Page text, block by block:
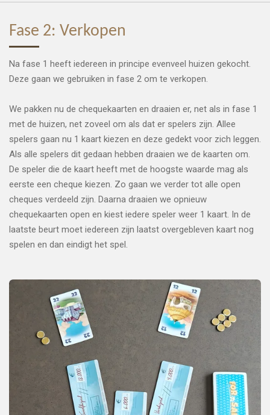
Fase 2: Verkopen
Na fase 1 heeft iedereen in principe evenveel huizen gekocht.
Deze gaan we gebruiken in fase 2 om te verkopen.
We pakken nu de chequekaarten en draaien er, net als in fase 1
met de huizen, net zoveel om als dat er spelers zijn. Allee
spelers gaan nu 1 kaart kiezen en deze gedekt voor zich leggen.
Als alle spelers dit gedaan hebben draaien we de kaarten om.
De speler die de kaart heeft met de hoogste waarde mag als
eerste een cheque kiezen. Zo gaan we verder tot alle open
cheques verdeeld zijn. Daarna draaien we opnieuw
chequekaarten open en kiest iedere speler weer 1 kaart. In de
laatste beurt moet iedereen zijn laatst overgebleven kaart nog
spelen en dan eindigt het spel.